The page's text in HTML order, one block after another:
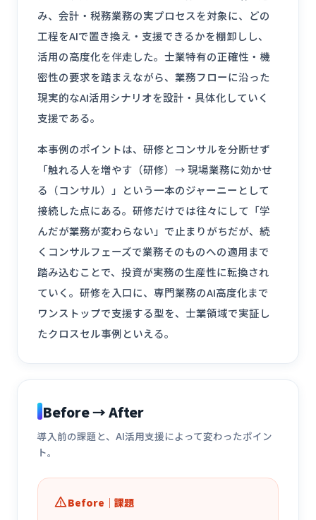
み、会計・税務業務の実プロセスを対象に、どの
工程をAIで置き換え・支援できるかを棚卸しし、
活用の高度化を伴走した。士業特有の正確性・機
密性の要求を踏まえながら、業務フローに沿った
現実的なAI活用シナリオを設計・具体化していく
支援である。
本事例のポイントは、研修とコンサルを分断せず
「触れる人を増やす（研修）→ 現場業務に効かせ
る（コンサル）」という一本のジャーニーとして
接続した点にある。研修だけでは往々にして「学
んだが業務が変わらない」で止まりがちだが、続
くコンサルフェーズで業務そのものへの適用まで
踏み込むことで、投資が実務の生産性に転換され
ていく。研修を入口に、専門業務のAI高度化まで
ワンストップで支援する型を、士業領域で実証し
たクロスセル事例といえる。
Before → After
導入前の課題と、AI活用支援によって変わったポイン
ト。
Before｜課題